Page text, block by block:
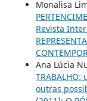
Monalisa
Revista
Ana Lúcia
outras